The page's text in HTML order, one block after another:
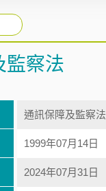
監察法
通訊保障及監察法
1999年07月14日
2024年07月31日